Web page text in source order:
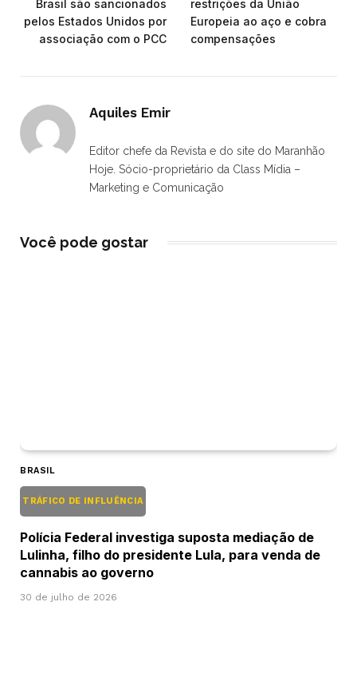
Brasil são sancionados
pelos Estados Unidos por
associação com o PCC
restrições da União
Europeia ao aço e cobra
compensações
Aquiles Emir
Editor chefe da Revista e do site do Maranhão
Hoje. Sócio-proprietário da Class Mídia –
Marketing e Comunicação
Você pode gostar
BRASIL
TRÁFICO DE INFLUÊNCIA
Polícia Federal investiga suposta mediação de
Lulinha, filho do presidente Lula, para venda de
cannabis ao governo
30 de julho de 2026